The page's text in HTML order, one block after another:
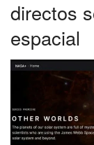
directos
espacial